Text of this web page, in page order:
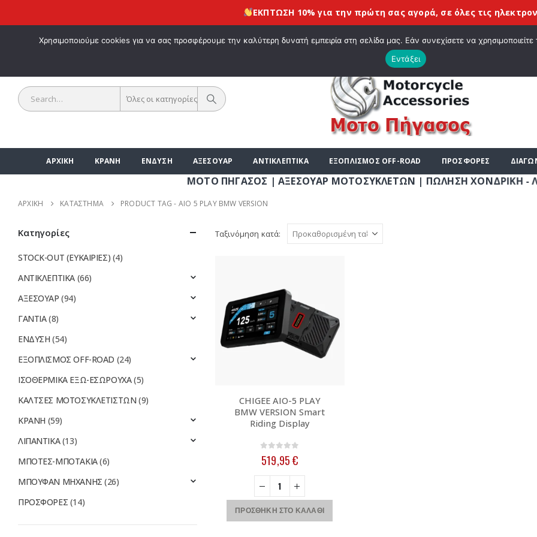
ΚΑΛΩΣ ΗΡΘΑΤΕ ΣΤΟ E-SHOP ΜΟΤΟ ΠΗΓΑΣΟΣ ! | ΣΧΕΤΙΚΆ ΜΕ ΕΜΆΣ BLOG ΛΊΣΤΑ
Όλες οι κατηγορίες
ΑΡΧΙΚΗ ΚΡΑΝΗ ΕΝΔΥΣΗ ΑΞΕΣΟΥΑΡ ΑΝΤΙΚΛΕΠΤΙΚΑ ΕΞΟΠΛΙΣΜΟΣ OFF-ROAD ΠΡΟΣΦΟΡΕΣ
ΜΟΤΟ ΠΗΓΑΣΟΣ | ΑΞΕΣΟΥΑΡ ΜΟΤΟΣΥΚΛΕΤΩΝ | ΠΩΛΗΣΗ ΧΟΝΔΡΙΚΗ - ΛΙΑΝΙΚΗ |
ΑΡΧΙΚΉ ΚΑΤΆΣΤΗΜΑ PRODUCT TAG - AIO 5 PLAY BMW VERSION
Ταξινόμηση κατά:
CHIGEE AIO-5 PLAY
BMW VERSION Smart
Riding Display
0out of 5
519,95€
ΠΡΟΣΘΉΚΗ ΣΤΟ ΚΑΛΆΘΙ
Κατηγορίες
STOCK-OUT (ΕΥΚΑΙΡΙΕΣ) (4)
ΑΝΤΙΚΛΕΠΤΙΚΑ (66)
ΑΞΕΣΟΥΑΡ (94)
ΓΑΝΤΙΑ(8)
ΕΝΔΥΣΗ (54)
ΕΞΟΠΛΙΣΜΟΣ OFF-ROAD (24)
ΙΣΟΘΕΡΜΙΚΑ ΕΞΩ-ΕΣΩΡΟΥΧΑ(5)
ΚΑΛΤΣΕΣ ΜΟΤΟΣΥΚΛΕΤΙΣΤΩΝ (9)
ΚΡΑΝΗ (59)
ΛΙΠΑΝΤΙΚΑ(13)
ΜΠΟΤΕΣ-ΜΠΟΤΑΚΙΑ(6)
ΜΠΟΥΦΑΝ ΜΗΧΑΝΗΣ (26)
ΠΡΟΣΦΟΡΕΣ (14)
ΕΚΠΤΩΣΗ 10% για την πρώτη σας αγορά, σε όλες τις
Χρησιμοποιούμε cookies για να σας προσφέρουμε την καλύτερη δυνατή εμπειρία στη σελίδα μας. Εάν συνεχίσετε να
Εντάξει